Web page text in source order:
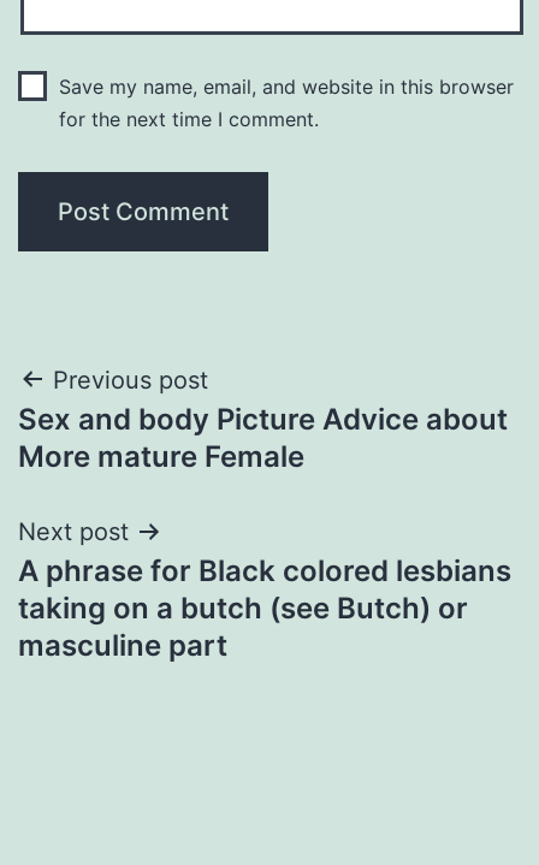
Save my name, email, and website in this browser
for the next time I comment.
Post
navigation
Previous post
Sex and body Picture Advice about
More mature Female
Next post
A phrase for Black colored lesbians
taking on a butch (see Butch) or
masculine part